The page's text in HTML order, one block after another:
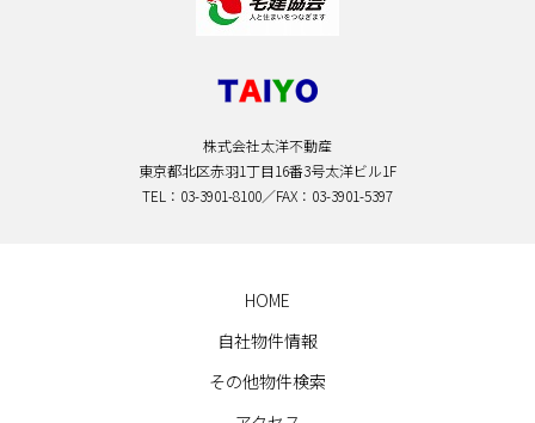
株式会社太洋不動産
東京都北区赤羽1丁目16番3号太洋ビル1F
TEL：03-3901-8100／FAX：03-3901-5397
HOME
自社物件情報
その他物件検索